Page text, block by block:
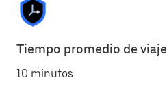
Tiempo promedio de viaje
10 minutos